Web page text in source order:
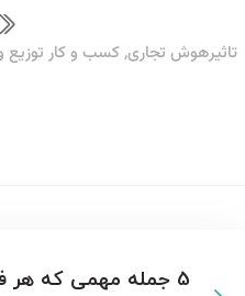
تاثیرهوش تجاری,کسب و کار
5 جمله مهمی که